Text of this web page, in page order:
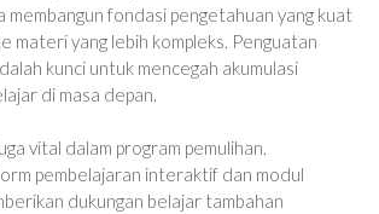
membangun fondasi pengetahuan yang kuat
materi yang lebih kompleks. Penguatan
kunci untuk mencegah akumulasi
di masa depan.
vital dalam program pemulihan.
pembelajaran interaktif dan modul
dukungan belajar tambahan